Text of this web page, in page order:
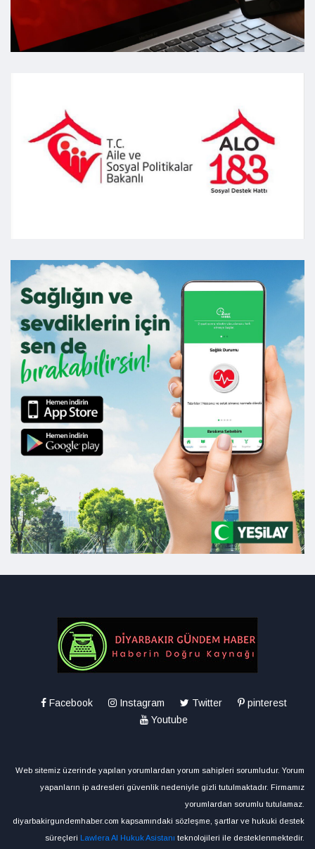
Facebook Instagram Twitter
pinterest
Youtube
Web sitemiz üzerinde yapılan yorumlardan yorum sahipleri sorumludur. Yorum
yapanların ip adresleri güvenlik nedeniyle gizli tutulmaktadır. Firmamız
yorumlardan sorumlu tutulamaz.
diyarbakirgundemhaber.com kapsamındaki sözleşme, şartlar ve hukuki destek
süreçleri Lawlera AI Hukuk Asistanı teknolojileri ile desteklenmektedir.